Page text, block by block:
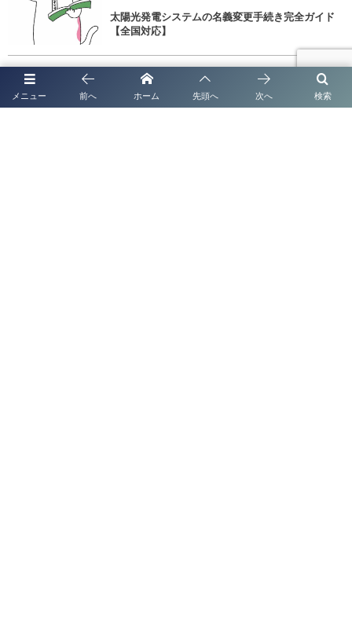
太陽光発電システムの名義変更手続き完全ガイド
【全国対応】
ブログ一覧
太陽光発電システムの名義変更手続き完全ガイド
メニュー 検索
前へ ホーム 先頭へ 次へ